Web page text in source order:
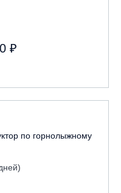
₽
по горнолыжному